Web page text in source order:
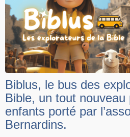
Biblus, le bus des
Bible, un tout nouveau
enfants porté par
Bernardins.